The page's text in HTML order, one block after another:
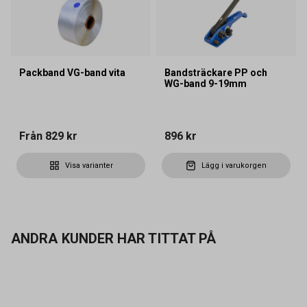
Packband VG-band vita
Från 829 kr
Visa varianter
Bandsträckare PP och
WG-band 9-19mm
896 kr
Lägg i varukorgen
ANDRA KUNDER HAR TITTAT PÅ